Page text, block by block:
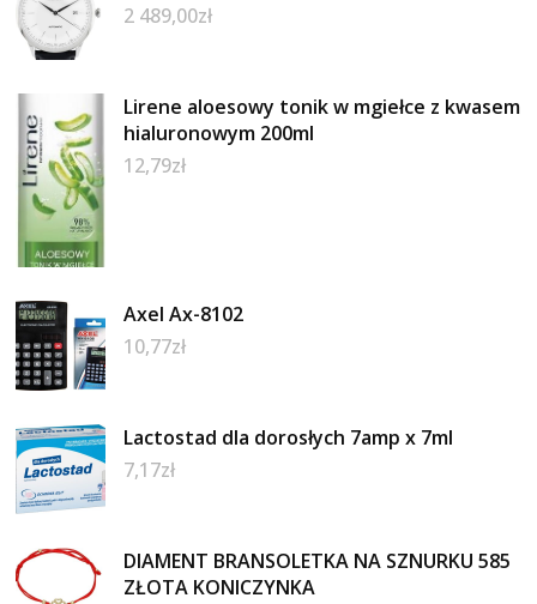
2 489,00zł
Lirene aloesowy tonik w mgiełce z kwasem
hialuronowym 200ml
12,79zł
Axel Ax-8102
10,77zł
Lactostad dla dorosłych 7amp x 7ml
7,17zł
DIAMENT BRANSOLETKA NA SZNURKU 585
ZŁOTA KONICZYNKA